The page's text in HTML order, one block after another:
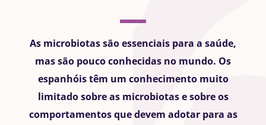
As microbiotas são essenciais para a saúde,
mas são pouco conhecidas no mundo. Os
espanhóis têm um conhecimento muito
limitado sobre as microbiotas e sobre os
comportamentos que devem adotar para as